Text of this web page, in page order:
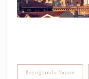
Beyoğlunda Yaşam